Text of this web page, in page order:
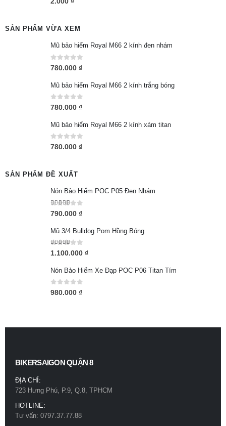
SẢN PHẨM VỪA XEM
Mũ bảo hiểm Royal M66 2 kính đen nhám
0out of 5
780.000 ₫
Mũ bảo hiểm Royal M66 2 kính trắng bóng
0out of 5
780.000 ₫
Mũ bảo hiểm Royal M66 2 kính xám titan
0out of 5
780.000 ₫
SẢN PHẨM ĐỀ XUẤT
Nón Bảo Hiểm POC P05 Đen Nhám
5.00 out of 5
790.000 ₫
Mũ 3/4 Bulldog Pom Hồng Bóng
5.00out of 5
1.100.000 ₫
Nón Bảo Hiểm Xe Đạp POC P06 Titan Tím
0out of 5
980.000 ₫
BIKERSAIGON QUẬN 8
ĐỊA CHỈ:
723 Hưng Phú, P.9, Q.8, TPHCM
HOTLINE:
Tư vấn: 0797.37.77.88